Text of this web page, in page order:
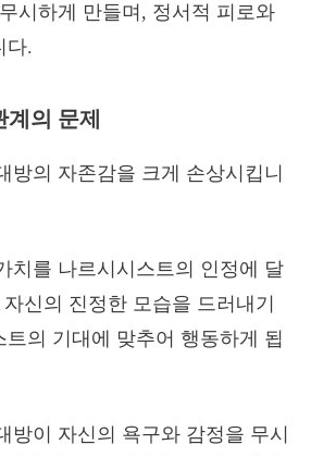
시하게 만들며, 정서적 피로와
다.
의 문제
방의 자존감을 크게 손상시킵니
치를 나르시시스트의 인정에 달
신의 진정한 모습을 드러내기
의 기대에 맞추어 행동하게 됩
방이 자신의 욕구와 감정을 무시